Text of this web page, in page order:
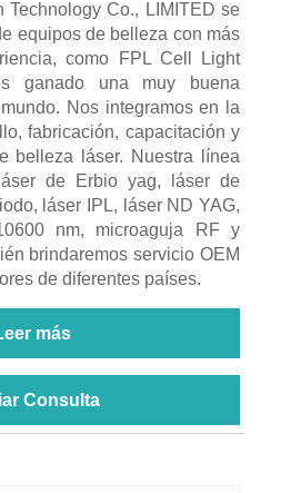
Technology Co., LIMITED se
equipos de belleza con más
como FPL Cell Light
ganado una muy buena
Nos integramos en la
fabricación, capacitación y
belleza láser. Nuestra línea
de Erbio yag, láser de
láser IPL, láser ND YAG,
nm, microaguja RF y
brindaremos servicio OEM
de diferentes países.
más
Consulta